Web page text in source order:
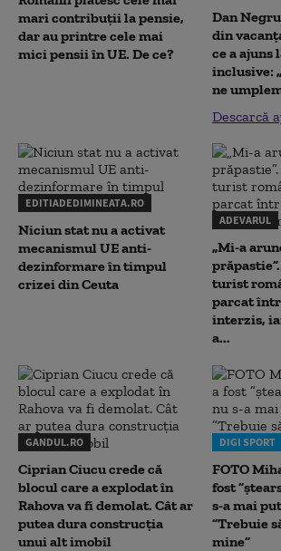
mari contribuții la pensie,
dar au printre cele mai
mici pensii în UE. De ce?
Dan
din
ce a ajuns
inclusive:
ne
Descarcă
EDITIADEDIMINEATA.RO
Niciun stat nu a activat
mecanismul UE anti-
dezinformare în timpul
crizei din Ceuta
ADEVARUL
„Mi-a
turist
parcat
interzis,
a...
GANDUL.RO
Ciprian Ciucu crede că
blocul care a explodat în
Rahova va fi demolat. Cât ar
putea dura construcția
unui alt imobil
DIGI SPORT
FOTO
fost
s-a mai
”Trebuie
mine”